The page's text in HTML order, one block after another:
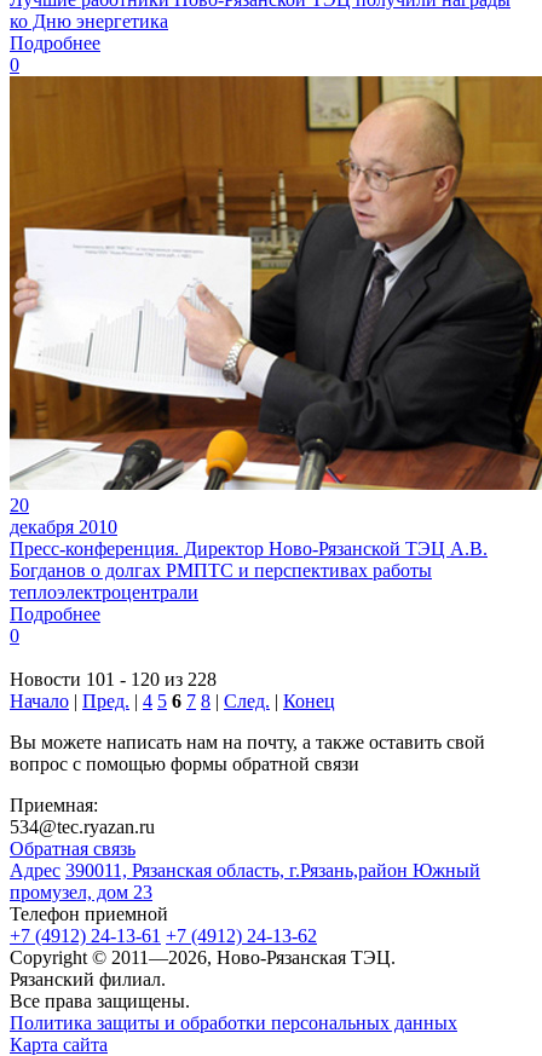
ко Дню энергетика
Подробнее
0
20
декабря 2010
Пресс-конференция. Директор Ново-Рязанской ТЭЦ А.В.
Богданов о долгах РМПТС и перспективах работы
теплоэлектроцентрали
Подробнее
0
Новости 101 - 120 из 228
Начало | Пред. | 4 5 6 7 8 | След. | Конец
Вы можете написать нам на почту, а также оставить свой
вопрос с помощью формы обратной связи
Приемная:
534@tec.ryazan.ru
Обратная связь
Адрес 390011, Рязанская область, г.Рязань,район Южный
промузел, дом 23
Телефон приемной
+7 (4912) 24-13-61 +7 (4912) 24-13-62
Copyright © 2011—2026, Ново-Рязанская ТЭЦ.
Рязанский филиал.
Все права защищены.
Политика защиты и обработки персональных данных
Карта сайта